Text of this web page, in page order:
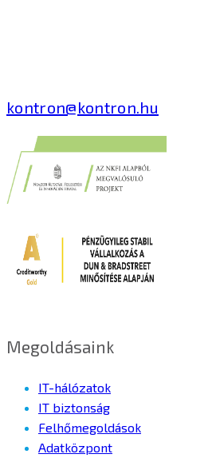
kontron@kontron.hu
Megoldásaink
IT-hálózatok
IT biztonság
Felhőmegoldások
Adatközpont